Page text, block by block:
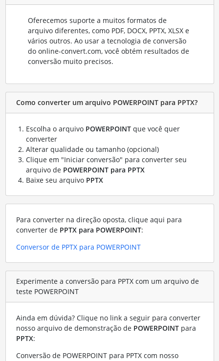
Oferecemos suporte a muitos formatos de
arquivo diferentes, como PDF, DOCX, PPTX, XLSX e
vários outros. Ao usar a tecnologia de conversão
do online-convert.com, você obtém resultados de
conversão muito precisos.
Como converter um arquivo POWERPOINT para PPTX?
Escolha o arquivo POWERPOINTque você quer
converter
Alterar qualidade ou tamanho (opcional)
Clique em "Iniciar conversão" para converter seu
arquivo de POWERPOINT para PPTX
Baixe seu arquivo PPTX
Para converter na direção oposta, clique aqui para
converter de PPTX para POWERPOINT:
Conversor de PPTX para POWERPOINT
Experimente a conversão para PPTX com um arquivo de
teste POWERPOINT
Ainda em dúvida? Clique no link a seguir para converter
nosso arquivo de demonstração de POWERPOINTpara
PPTX:
Conversão de POWERPOINT para PPTX com nosso